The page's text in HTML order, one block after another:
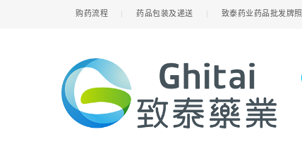
购药流程 药品包装及递送 致泰药业药品批发牌照